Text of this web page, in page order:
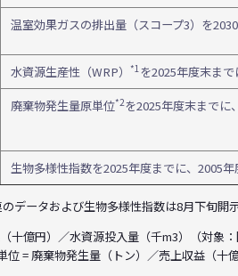
温室効果ガスの排出量（スコープ3）を
水資源生産性（WRP） *1を2025年度末ま
廃棄物発生量原単位*2を2025年度末までに
生物多様性指数を2025年度までに、2005年
データおよび生物多様性指数は8月下旬開示
十億円）／水資源投入量（千m3）（対象：
位 = 廃棄物発生量（トン）／売上収益（十